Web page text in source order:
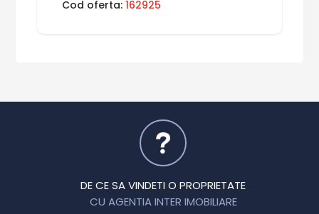
Cod oferta:162925
DE CE SA VINDETI O PROPRIETATE
CU AGENTIA INTER IMOBILIARE